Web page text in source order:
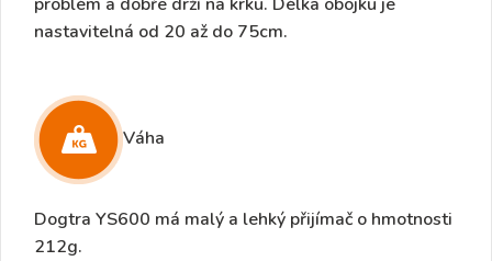
nastavitelná od 20 až do 75cm.
Váha
Dogtra YS600 má malý a lehký přijímač o hmotnosti
212g.